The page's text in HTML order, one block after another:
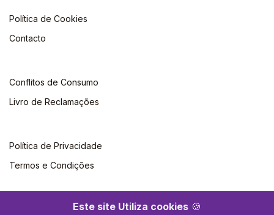
Este site Utiliza cookies 🍪
Política de Cookies
Contacto
Conflitos de Consumo
Livro de Reclamações
Política de Privacidade
Termos e Condições